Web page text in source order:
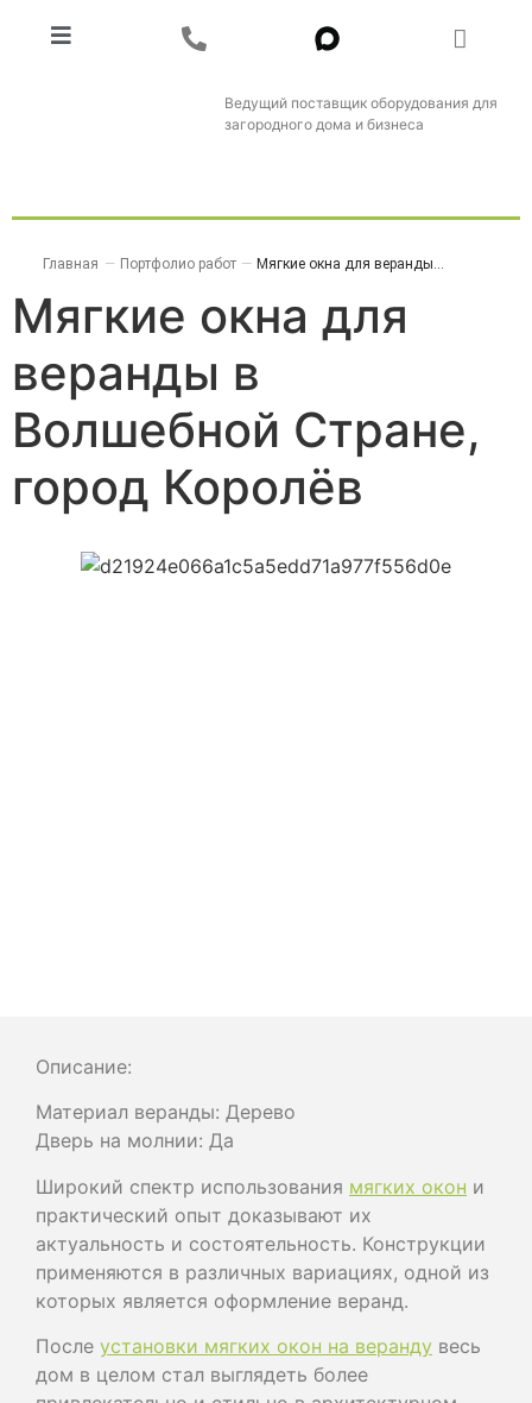
Ведущий поставщик оборудования для
загородного дома и бизнеса
Главная — Портфолио работ — Мягкие окна для веранды...
Мягкие окна для
веранды в
Волшебной Стране,
город Королёв
Описание:
Материал веранды: Дерево
Дверь на молнии: Да
Широкий спектр использования мягких окон и
практический опыт доказывают их
актуальность и состоятельность. Конструкции
применяются в различных вариациях, одной из
которых является оформление веранд.
После установки мягких окон на веранду весь
дом в целом стал выглядеть более